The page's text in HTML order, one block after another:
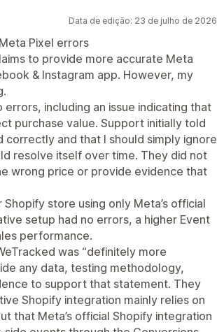
Data de edição: 23 de julho de 2026
Pixel errors
to provide more accurate Meta
& Instagram app. However, my
including an issue indicating that
purchase value. Support initially told
and that I should simply ignore
resolve itself over time. They did not
wrong price or provide evidence that
store using only Meta’s official
setup had no errors, a higher Event
performance.
was “definitely more
any data, testing methodology,
to support that statement. They
Shopify integration mainly relies on
that Meta’s official Shopify integration